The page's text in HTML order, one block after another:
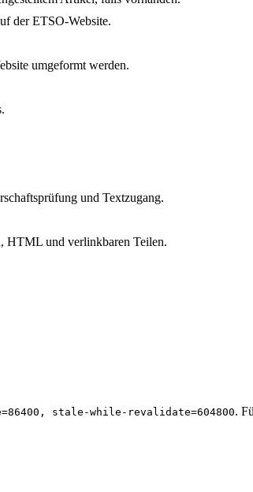
der ETSO-Website.
umgeformt werden.
und Textzugang.
HTML und verlinkbaren Teilen.
stale-while-revalidate=604800.